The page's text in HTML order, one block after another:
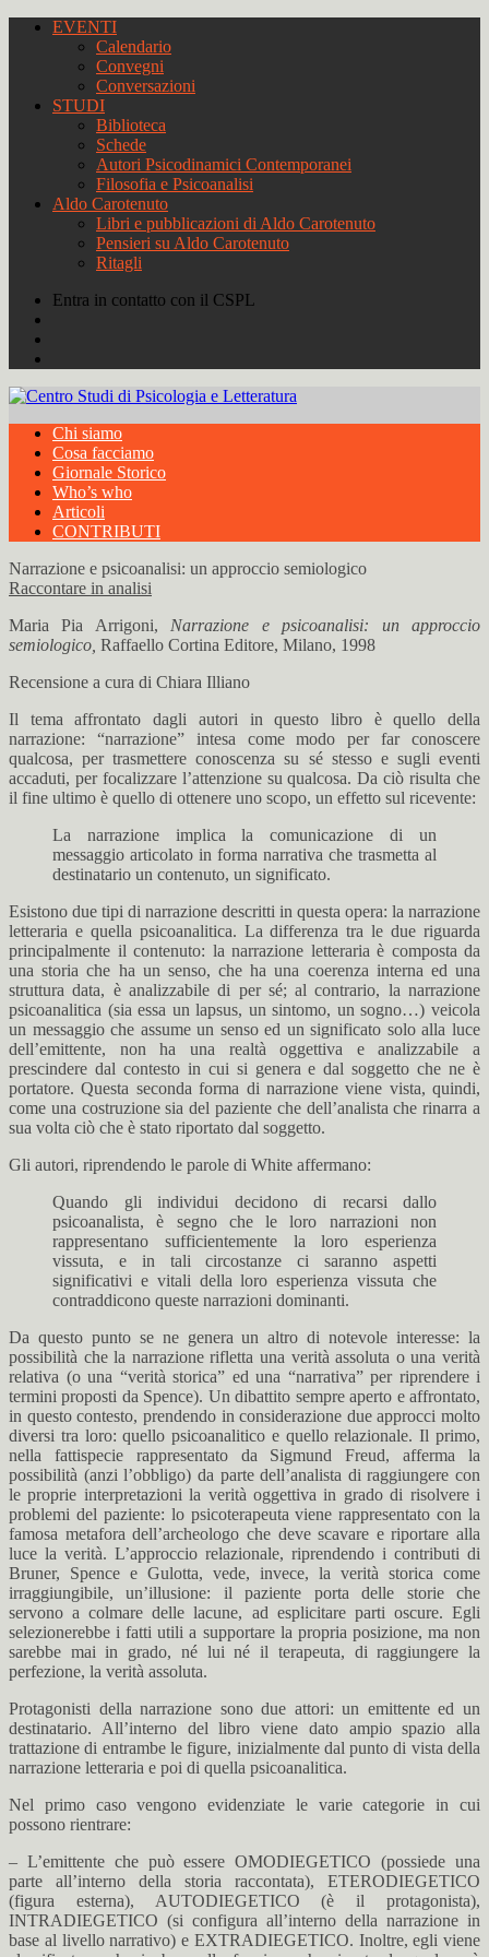
EVENTI
Calendario
Convegni
Conversazioni
STUDI
Biblioteca
Schede
Autori Psicodinamici Contemporanei
Filosofia e Psicoanalisi
Aldo Carotenuto
Libri e pubblicazioni di Aldo Carotenuto
Pensieri su Aldo Carotenuto
Ritagli
Entra in contatto con il CSPL
Chi siamo
Cosa facciamo
Giornale Storico
Who’s who
Articoli
CONTRIBUTI
Narrazione e psicoanalisi: un approccio semiologico
Raccontare in analisi
Maria Pia Arrigoni, Narrazione e psicoanalisi: un approccio
semiologico, Raffaello Cortina Editore, Milano, 1998
Recensione a cura di Chiara Illiano
Il tema affrontato dagli autori in questo libro è quello della
narrazione: “narrazione” intesa come modo per far conoscere
qualcosa, per trasmettere conoscenza su sé stesso e sugli eventi
accaduti, per focalizzare l’attenzione su qualcosa. Da ciò risulta che
il fine ultimo è quello di ottenere uno scopo, un effetto sul ricevente:
La narrazione implica la comunicazione di un
messaggio articolato in forma narrativa che trasmetta al
destinatario un contenuto, un significato.
Esistono due tipi di narrazione descritti in questa opera: la narrazione
letteraria e quella psicoanalitica. La differenza tra le due riguarda
principalmente il contenuto: la narrazione letteraria è composta da
una storia che ha un senso, che ha una coerenza interna ed una
struttura data, è analizzabile di per sé; al contrario, la narrazione
psicoanalitica (sia essa un lapsus, un sintomo, un sogno…) veicola
un messaggio che assume un senso ed un significato solo alla luce
dell’emittente, non ha una realtà oggettiva e analizzabile a
prescindere dal contesto in cui si genera e dal soggetto che ne è
portatore. Questa seconda forma di narrazione viene vista, quindi,
come una costruzione sia del paziente che dell’analista che rinarra a
sua volta ciò che è stato riportato dal soggetto.
Gli autori, riprendendo le parole di White affermano:
Quando gli individui decidono di recarsi dallo
psicoanalista, è segno che le loro narrazioni non
rappresentano sufficientemente la loro esperienza
vissuta, e in tali circostanze ci saranno aspetti
significativi e vitali della loro esperienza vissuta che
contraddicono queste narrazioni dominanti.
Da questo punto se ne genera un altro di notevole interesse: la
possibilità che la narrazione rifletta una verità assoluta o una verità
relativa (o una “verità storica” ed una “narrativa” per riprendere i
termini proposti da Spence). Un dibattito sempre aperto e affrontato,
in questo contesto, prendendo in considerazione due approcci molto
diversi tra loro: quello psicoanalitico e quello relazionale. Il primo,
nella fattispecie rappresentato da Sigmund Freud, afferma la
possibilità (anzi l’obbligo) da parte dell’analista di raggiungere con
le proprie interpretazioni la verità oggettiva in grado di risolvere i
problemi del paziente: lo psicoterapeuta viene rappresentato con la
famosa metafora dell’archeologo che deve scavare e riportare alla
luce la verità. L’approccio relazionale, riprendendo i contributi di
Bruner, Spence e Gulotta, vede, invece, la verità storica come
irraggiungibile, un’illusione: il paziente porta delle storie che
servono a colmare delle lacune, ad esplicitare parti oscure. Egli
selezionerebbe i fatti utili a supportare la propria posizione, ma non
sarebbe mai in grado, né lui né il terapeuta, di raggiungere la
perfezione, la verità assoluta.
Protagonisti della narrazione sono due attori: un emittente ed un
destinatario. All’interno del libro viene dato ampio spazio alla
trattazione di entrambe le figure, inizialmente dal punto di vista della
narrazione letteraria e poi di quella psicoanalitica.
Nel primo caso vengono evidenziate le varie categorie in cui
possono rientrare:
– L’emittente che può essere OMODIEGETICO (possiede una
parte all’interno della storia raccontata), ETERODIEGETICO
(figura esterna), AUTODIEGETICO (è il protagonista),
INTRADIEGETICO (si configura all’interno della narrazione in
base al livello narrativo) e EXTRADIEGETICO. Inoltre, egli viene